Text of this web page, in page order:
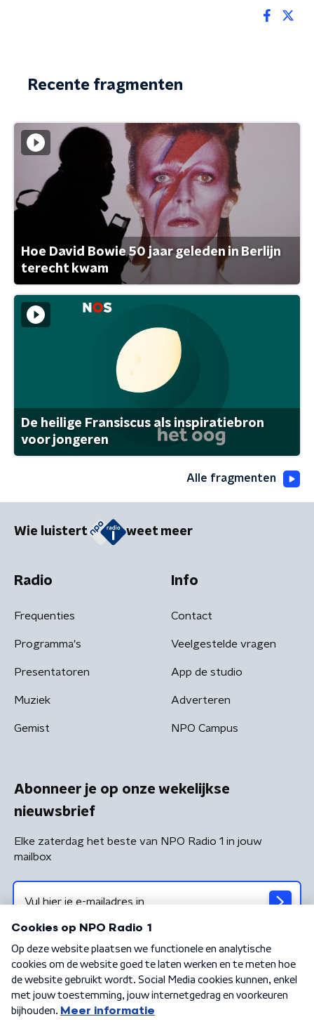
Recente fragmenten
Hoe David Bowie 50 jaar geleden in Berlijn
terecht kwam
De heilige Fransiscus als inspiratiebron
voor jongeren
Alle fragmenten
Wie luistert weet meer
Radio
Frequenties
Programma's
Presentatoren
Muziek
Gemist
Info
Contact
Veelgestelde vragen
App de studio
Adverteren
NPO Campus
Abonneer je op onze wekelijkse
nieuwsbrief
Elke zaterdag het beste van NPO Radio 1 in jouw
mailbox
Algemene voorwaarden